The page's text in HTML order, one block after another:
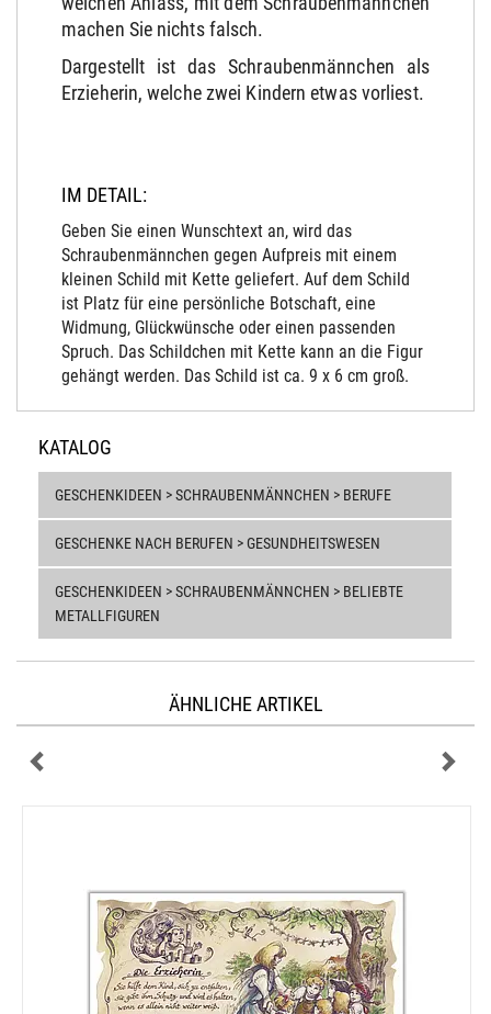
machen Sie nichts falsch.
Dargestellt ist das Schraubenmännchen als
Erzieherin, welche zwei Kindern etwas vorliest.
IM DETAIL:
Geben Sie einen Wunschtext an, wird das
Schraubenmännchen gegen Aufpreis mit einem
kleinen Schild mit Kette geliefert. Auf dem Schild
ist Platz für eine persönliche Botschaft, eine
Widmung, Glückwünsche oder einen passenden
Spruch. Das Schildchen mit Kette kann an die Figur
gehängt werden. Das Schild ist ca. 9 x 6 cm groß.
KATALOG
GESCHENKIDEEN > SCHRAUBENMÄNNCHEN > BERUFE
GESCHENKE NACH BERUFEN > GESUNDHEITSWESEN
GESCHENKIDEEN > SCHRAUBENMÄNNCHEN > BELIEBTE
METALLFIGUREN
ÄHNLICHE ARTIKEL